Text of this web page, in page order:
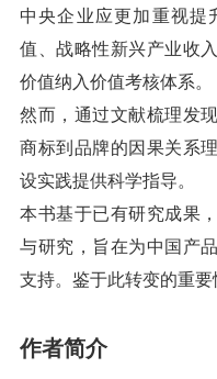
中央企业应更加重视提
值、战略性新兴产业收
价值纳入价值考核体系。
然而，通过文献梳理发
商标到品牌的因果关系
设实践提供科学指导。
本书基于已有研究成果
与研究，旨在为中国产
支持。鉴于此转变的重要
作者简介